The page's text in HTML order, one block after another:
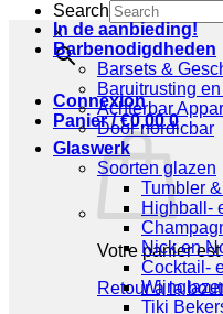
Search
×
Connexion
Panier /€0,00 0
Votre panier
Retour à la
In de aanbieding!
Barbenodigdheden
Barsets &
Baruitrusting
Achterbar
Door nordicbar
Glaswerk
Soorten glazen
Tumbler
Highball-
Nick en
Cocktail-
Tiki